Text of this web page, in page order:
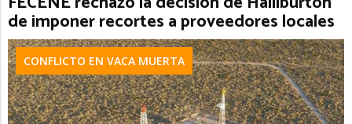
de imponer recortes a proveedores locales
CONFLICTO EN VACA MUERTA